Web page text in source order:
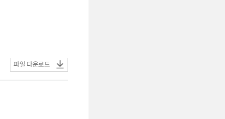
한 생산 차질 등
파일 다운로드